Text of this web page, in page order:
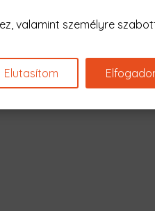
valamint személyre
Elutasítom